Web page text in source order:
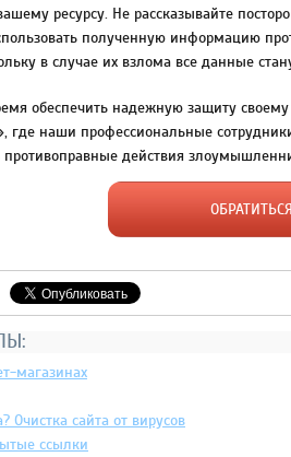
ресурсу. Не рассказывайте
полученную информацию
в случае их взлома все данные
обеспечить надежную защиту
где наши профессиональные
противоправные действия
магазинах
Очистка сайта от вирусов
ссылки